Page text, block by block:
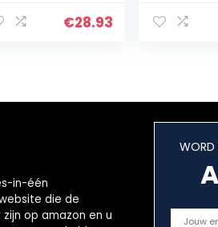
€28.93
in-één
die de
op amazon en u
WORD